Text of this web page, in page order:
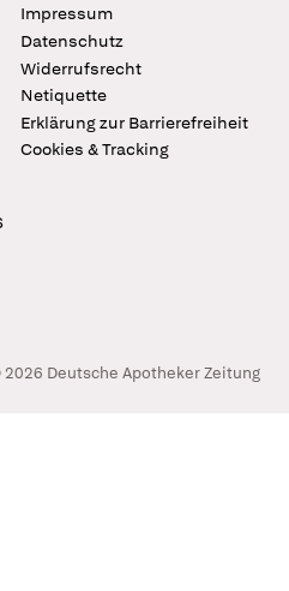
Impressum
Datenschutz
Widerrufsrecht
Netiquette
Erklärung zur Barrierefreiheit
Cookies & Tracking
2026 Deutsche Apotheker Zeitung